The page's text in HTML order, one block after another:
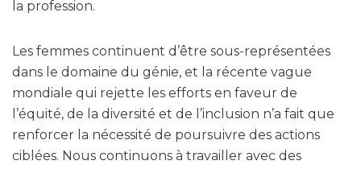
la profession.
Les femmes continuent d’être sous-représentées
dans le domaine du génie, et la récente vague
mondiale qui rejette les efforts en faveur de
l’équité, de la diversité et de l’inclusion n’a fait que
renforcer la nécessité de poursuivre des actions
ciblées. Nous continuons à travailler avec des